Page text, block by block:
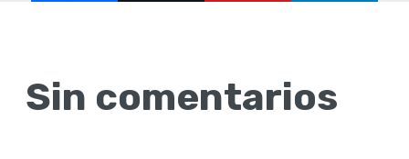
Sin comentarios